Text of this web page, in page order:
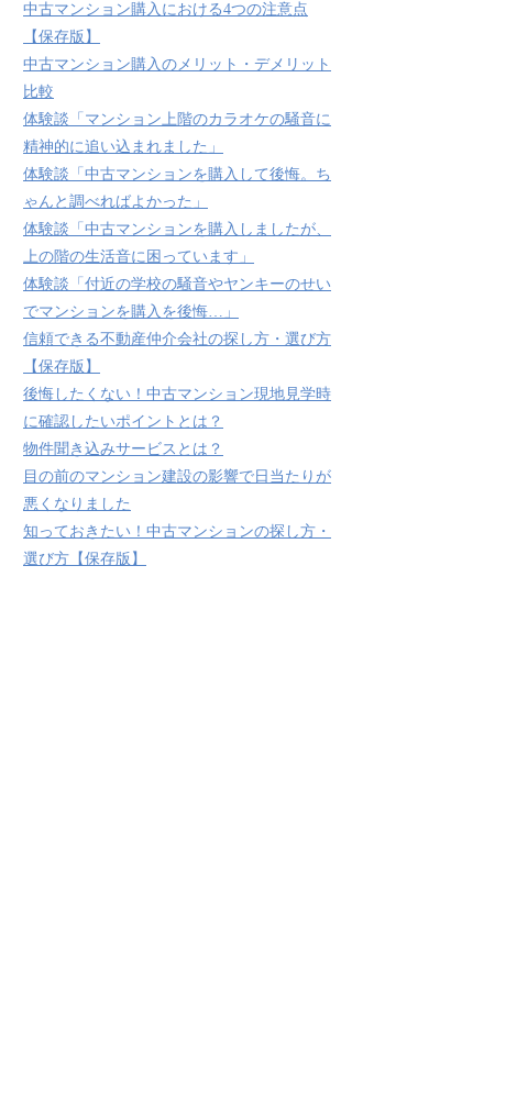
中古マンション購入における4つの注意点
【保存版】
中古マンション購入のメリット・デメリット
比較
体験談「マンション上階のカラオケの騒音に
精神的に追い込まれました」
体験談「中古マンションを購入して後悔。ち
ゃんと調べればよかった」
体験談「中古マンションを購入しましたが、
上の階の生活音に困っています」
体験談「付近の学校の騒音やヤンキーのせい
でマンションを購入を後悔…」
信頼できる不動産仲介会社の探し方・選び方
【保存版】
後悔したくない！中古マンション現地見学時
に確認したいポイントとは？
物件聞き込みサービスとは？
目の前のマンション建設の影響で日当たりが
悪くなりました
知っておきたい！中古マンションの探し方・
選び方【保存版】